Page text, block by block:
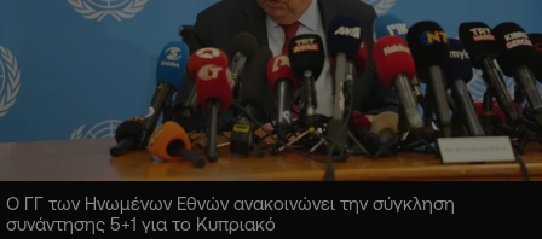
Ο ΓΓ των Ηνωμένων Εθνών ανακοινώνει την σύγκληση
συνάντησης 5+1 για το Κυπριακό